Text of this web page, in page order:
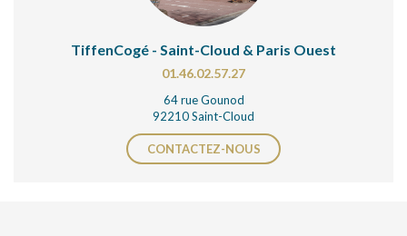
TiffenCogé - Saint-Cloud & Paris Ouest
01.46.02.57.27
64 rue Gounod
92210 Saint-Cloud
CONTACTEZ-NOUS